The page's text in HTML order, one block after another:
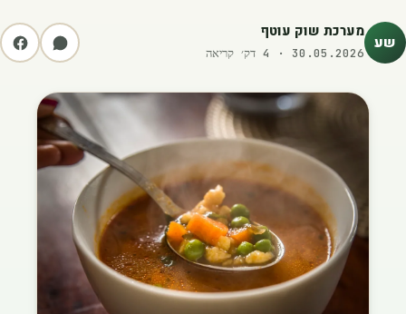
שע מערכת שוק עוטף
30.05.2026
·
4 דק׳ קריאה